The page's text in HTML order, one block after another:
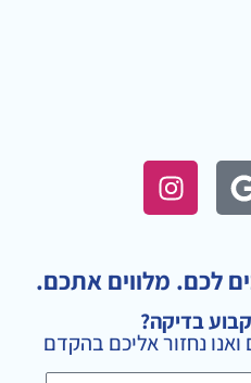
G
o
l
e
I
n
a
g
r
a
לכם. מלווים אתכם.
בדיקה?
נחזור אליכם בהקדם